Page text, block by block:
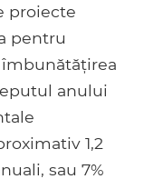
proiecte
pentru
anului
1,2
sau 7%